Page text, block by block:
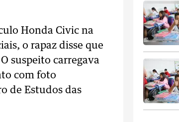
Honda Civic na
o rapaz disse que
suspeito carregava
com foto
de Estudos das